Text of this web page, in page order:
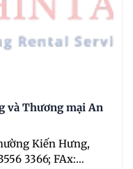
và Thương mại An
Kiến Hưng,